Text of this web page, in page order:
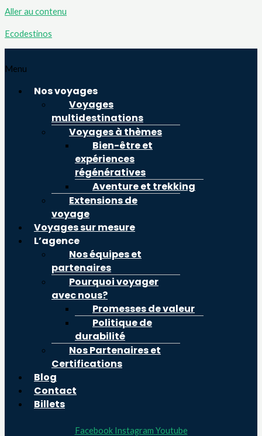
Aller au contenu
Ecodestinos
Menu
Nos voyages
Voyages
multidestinations
Voyages à thèmes
Bien-être et
expériences
régénératives
Aventure et trekking
Extensions de
voyage
Voyages sur mesure
L’agence
Nos équipes et
partenaires
Pourquoi voyager
avec nous?
Promesses de valeur
Politique de
durabilité
Nos Partenaires et
Certifications
Blog
Contact
Billets
Facebook Instagram Youtube